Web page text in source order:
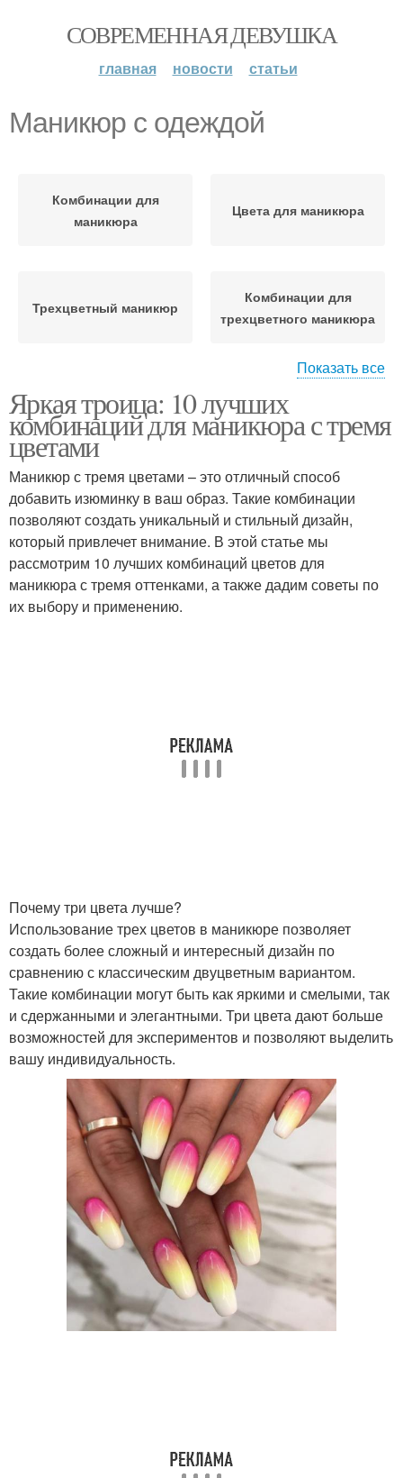
СОВРЕМЕННАЯ ДЕВУШКА
главная новости статьи
Маникюр с одеждой
Комбинации для
маникюра
Цвета для маникюра
Трехцветный маникюр
Комбинации для
трехцветного маникюра
Градиентный маникюр
тонах
Маникюр в
зависимости
Показать все
Яркая троица: 10 лучших
комбинаций для маникюра с тремя
цветами
Маникюр с тремя цветами – это отличный способ
добавить изюминку в ваш образ. Такие комбинации
позволяют создать уникальный и стильный дизайн,
который привлечет внимание. В этой статье мы
рассмотрим 10 лучших комбинаций цветов для
маникюра с тремя оттенками, а также дадим советы по
их выбору и применению.
Почему три цвета лучше?
Использование трех цветов в маникюре позволяет
создать более сложный и интересный дизайн по
сравнению с классическим двуцветным вариантом.
Такие комбинации могут быть как яркими и смелыми, так
и сдержанными и элегантными. Три цвета дают больше
возможностей для экспериментов и позволяют выделить
вашу индивидуальность.